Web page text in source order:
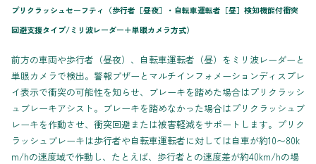
プリクラッシュセーフティ（歩行者［昼夜］・自転車運転者［昼］検知機能付衝突
回避支援タイプ/ミリ波レーダー＋単眼カメラ方式）
前方の車両や歩行者（昼夜）、自転車運転者（昼）をミリ波レーダーと
単眼カメラで検出。警報ブザーとマルチインフォメーションディスプレ
イ表示で衝突の可能性を知らせ、ブレーキを踏めた場合はプリクラッシ
ュブレーキアシスト。ブレーキを踏めなかった場合はプリクラッシュブ
レーキを作動させ、衝突回避または被害軽減をサポートします。プリク
ラッシュブレーキは歩行者や自転車運転者に対しては自車が約10〜80k
m/hの速度域で作動し、たとえば、歩行者との速度差が約40km/hの場